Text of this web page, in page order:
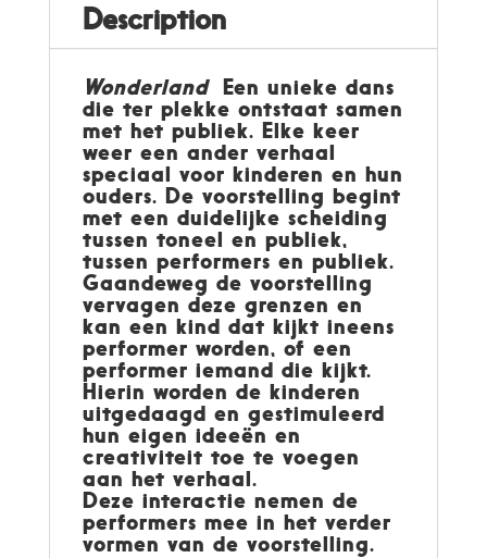
Description
Wonderland Een unieke dans
die ter plekke ontstaat samen
met het publiek. Elke keer
weer een ander verhaal
speciaal voor kinderen en hun
ouders. De voorstelling begint
met een duidelijke scheiding
tussen toneel en publiek,
tussen performers en publiek.
Gaandeweg de voorstelling
vervagen deze grenzen en
kan een kind dat kijkt ineens
performer worden, of een
performer iemand die kijkt.
Hierin worden de kinderen
uitgedaagd en gestimuleerd
hun eigen ideeën en
creativiteit toe te voegen
aan het verhaal.
Deze interactie nemen de
performers mee in het verder
vormen van de voorstelling.